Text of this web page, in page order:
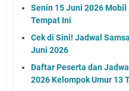
Senin 15 Juni 2026
Tempat Ini
Cek di Sini! Jadwal
Juni 2026
Daftar Peserta dan
2026 Kelompok Umur 13